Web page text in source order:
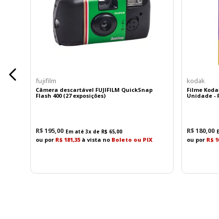
Qualidade Óptica Superior
A construção óptica avançada inclui:
3 elementos Asféricos
Essa combinação reduz significativamente
Revestimentos Premium para Máxima Nitidez
Benefícios:
fujifilm
Câmera descartável FUJIFILM QuickSnap
Flash 400 (27 exposições)
R$195 00 Em até3x de R$ 65,00
ou por R$ 181,35 à vista no Boleto ou PIX
kodak
Filme
Unidade -
R$180 00
ou por R$